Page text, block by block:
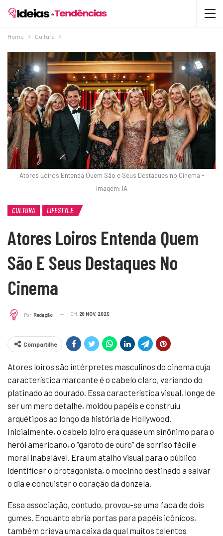
Home Cultura
Atores Loiros Entenda Quem São e Seus Destaques no Cinema -
Imagem: IA
CULTURA LIFESTYLE
Atores Loiros Entenda Quem
São E Seus Destaques No
Cinema
Por Redação EM 28 NOV, 2025
Compartilhe
Atores loiros são intérpretes masculinos do cinema cuja
característica marcante é o cabelo claro, variando do
platinado ao dourado. Essa característica visual, longe de
ser um mero detalhe, moldou papéis e construiu
arquétipos ao longo da história de Hollywood.
Inicialmente, o cabelo loiro era quase um sinônimo para o
herói americano, o “garoto de ouro” de sorriso fácil e
moral inabalável. Era um atalho visual para o público
identificar o protagonista, o mocinho destinado a salvar
o dia e conquistar o coração da donzela.
Essa associação, contudo, provou-se uma faca de dois
gumes. Enquanto abria portas para papéis icônicos,
também criava uma caixa da qual muitos talentos